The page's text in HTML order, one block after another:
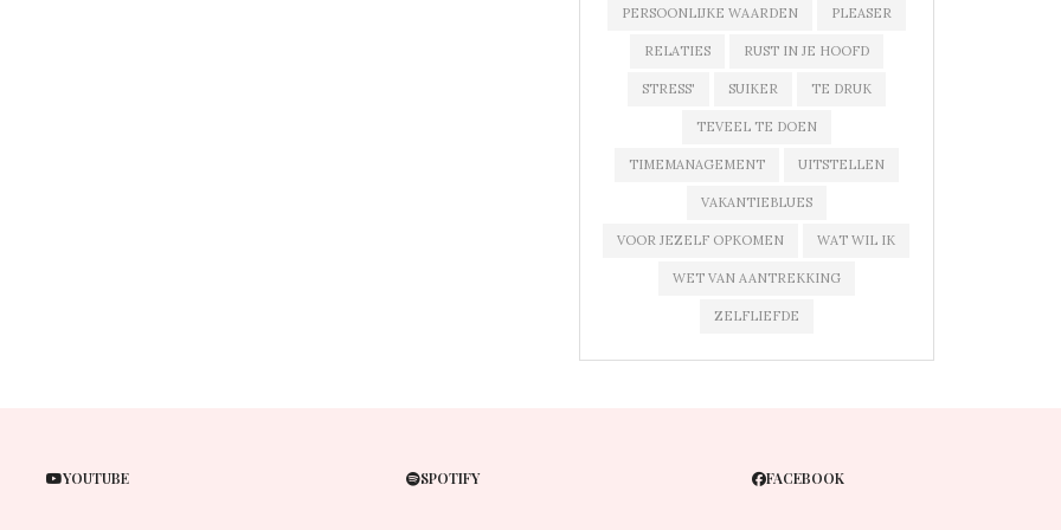
PERSOONLIJKE WAARDEN PLEASER
RELATIES RUST IN JE HOOFD
STRESS' SUIKER TE DRUK
TEVEEL TE DOEN
TIMEMANAGEMENT UITSTELLEN
VAKANTIEBLUES
VOOR JEZELF OPKOMEN WAT WIL IK
WET VAN AANTREKKING
ZELFLIEFDE
YOUTUBE SPOTIFY FACEBOOK